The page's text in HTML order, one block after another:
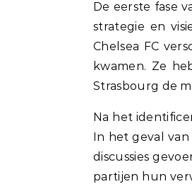
De eerste fase
strategie en
Chelsea FC
kwamen. Ze
Strasbourg de
Na het
In het geval van
discussies
partijen hun